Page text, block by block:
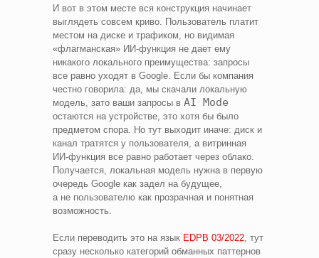
И вот в этом месте вся конструкция начинает
выглядеть совсем криво. Пользователь платит
местом на диске и трафиком, но видимая
«флагманская» ИИ‑функция не дает ему
никакого локального преимущества: запросы
все равно уходят в Google. Если бы компания
честно говорила: да, мы скачали локальную
модель, зато ваши запросы в AI Mode
остаются на устройстве, это хотя бы было
предметом спора. Но тут выходит иначе: диск и
канал тратятся у пользователя, а витринная
ИИ‑функция все равно работает через облако.
Получается, локальная модель нужна в первую
очередь Google как задел на будущее,
а не пользователю как прозрачная и понятная
возможность.
Если переводить это на язык EDPB 03/2022 , тут
сразу несколько категорий обманных паттернов